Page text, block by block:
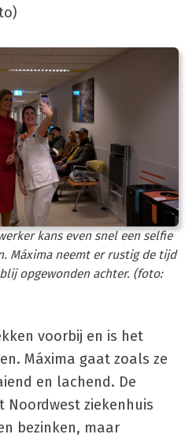
kans even snel een selfie
Máxima neemt er rustig de tijd
opgewonden achter. (foto:
voorbij en is het
Máxima gaat zoals ze
en lachend. De
Noordwest ziekenhuis
bezinken, maar